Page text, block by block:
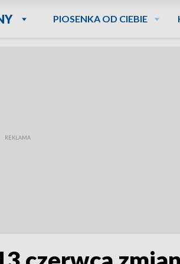
PIOSENKA OD CIEBIE